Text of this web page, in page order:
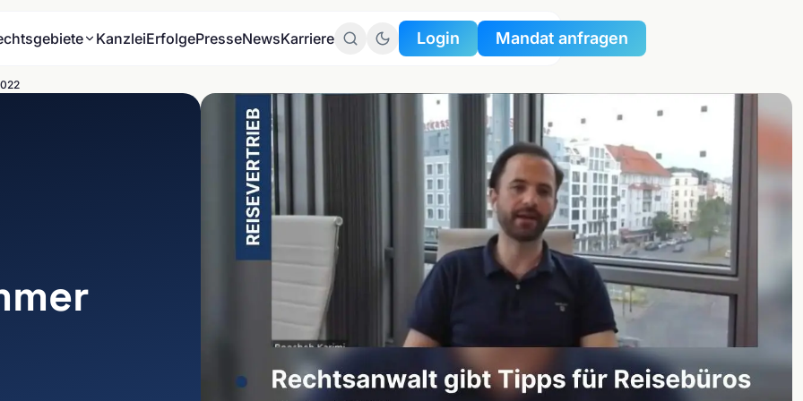
KanzleiErfolgePresseNewsKarriere Login
Zum
Mandantenportal
Datenschutzportal
Mandat anfragen